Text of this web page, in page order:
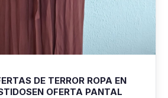
DE TERROR ROPA EN
OFERTA PANTAL